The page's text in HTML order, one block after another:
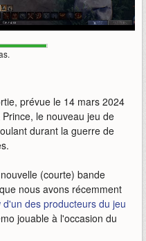
prévue le 14 mars 2024
le nouveau jeu de
durant la guerre de
(courte) bande
nous avons récemment
d'un des producteurs du jeu
jouable à l'occasion du